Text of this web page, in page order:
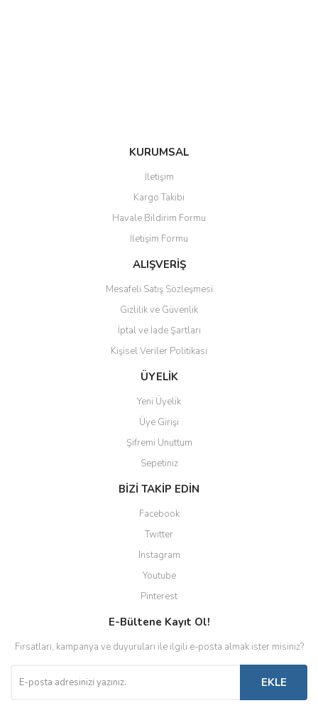
Gönder
KURUMSAL
İletişim
Kargo Takibi
Havale Bildirim Formu
İletişim Formu
ALIŞVERİŞ
Mesafeli Satış Sözleşmesi
Gizlilik ve Güvenlik
İptal ve İade Şartları
Kişisel Veriler Politikası
ÜYELİK
Yeni Üyelik
Üye Girişi
Şifremi Unuttum
Sepetiniz
BİZİ TAKİP EDİN
Facebook
Twitter
Instagram
Youtube
Pinterest
E-Bültene Kayıt Ol!
Fırsatları, kampanya ve duyuruları ile ilgili e-posta almak ister misiniz?
EKLE